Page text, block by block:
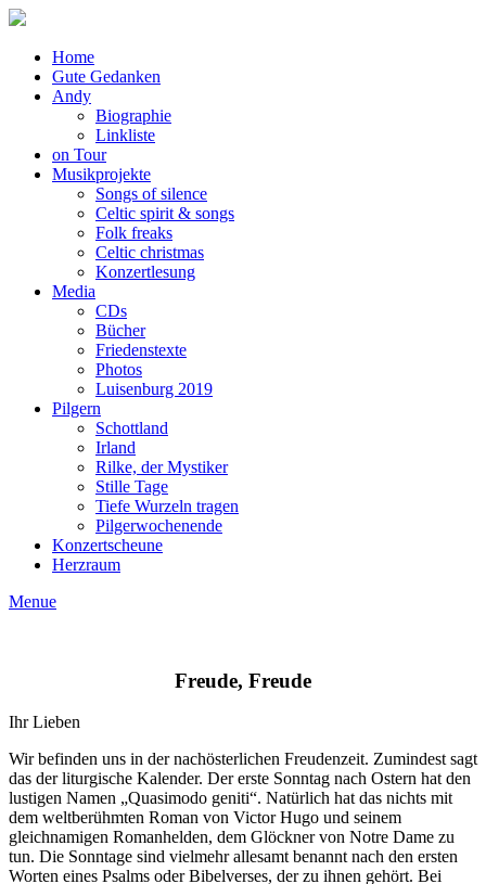
Home
Gute Gedanken
Andy
Biographie
Linkliste
on Tour
Musikprojekte
Songs of silence
Celtic spirit & songs
Folk freaks
Celtic christmas
Konzertlesung
Media
CDs
Bücher
Friedenstexte
Photos
Luisenburg 2019
Pilgern
Schottland
Irland
Rilke, der Mystiker
Stille Tage
Tiefe Wurzeln tragen
Pilgerwochenende
Konzertscheune
Herzraum
Menue
Freude, Freude
Ihr Lieben
Wir befinden uns in der nachösterlichen Freudenzeit. Zumindest sagt
das der liturgische Kalender. Der erste Sonntag nach Ostern hat den
lustigen Namen „Quasimodo geniti“. Natürlich hat das nichts mit
dem weltberühmten Roman von Victor Hugo und seinem
gleichnamigen Romanhelden, dem Glöckner von Notre Dame zu
tun. Die Sonntage sind vielmehr allesamt benannt nach den ersten
Worten eines Psalms oder Bibelverses, der zu ihnen gehört. Bei